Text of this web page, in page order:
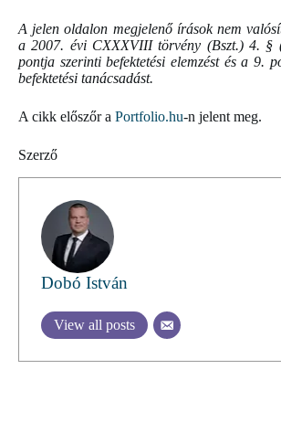
A jelen oldalon megjelenő írások nem
a 2007. évi CXXXVIII törvény (Bszt.) 4. §
pontja szerinti befektetési elemzést és a 9.
befektetési tanácsadást.
A cikk előszőr a Portfolio.hu-n jelent meg.
Szerző
Dobó István
View all posts